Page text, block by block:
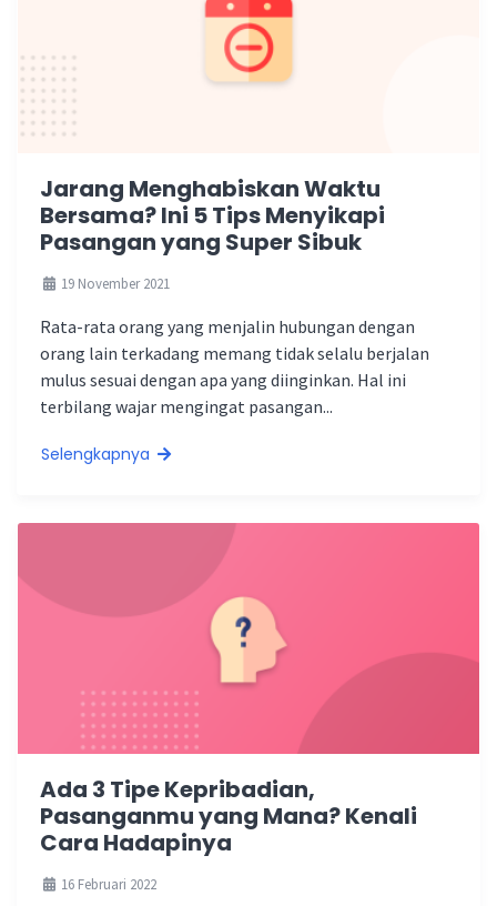
Jarang Menghabiskan Waktu
Bersama? Ini 5 Tips Menyikapi
Pasangan yang Super Sibuk
19 November 2021
Rata-rata orang yang menjalin hubungan dengan
orang lain terkadang memang tidak selalu berjalan
mulus sesuai dengan apa yang diinginkan. Hal ini
terbilang wajar mengingat pasangan...
Selengkapnya
Ada 3 Tipe Kepribadian,
Pasanganmu yang Mana? Kenali
Cara Hadapinya
16 Februari 2022